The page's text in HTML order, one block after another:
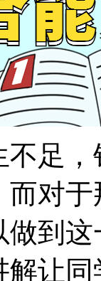
足
对
到
让